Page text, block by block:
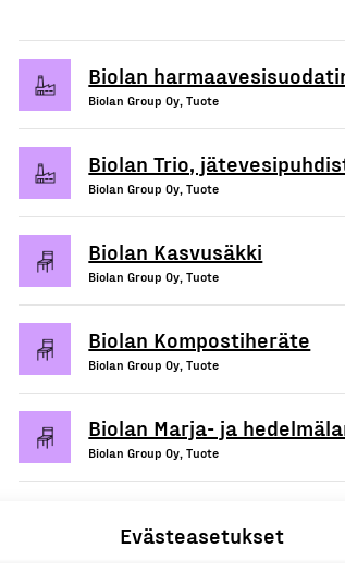
Evästeasetukset
Biolan
Biolan Group Oy, Tuote
Biolan Trio,
Biolan Group Oy, Tuote
Biolan Kasvusäkki
Biolan Group Oy, Tuote
Biolan Kompostiheräte
Biolan Group Oy, Tuote
Biolan Marja- ja
Biolan Group Oy, Tuote